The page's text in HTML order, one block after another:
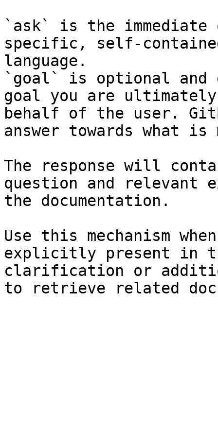
`ask` is the
specific, self-
language.
`goal` is optional and
goal you are
behalf of the user.
answer towards what
The response will
question and relevant
the documentation.
Use this mechanism
explicitly present in
clarification or